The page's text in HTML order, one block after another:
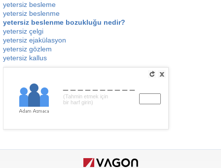
yetersiz besleme
yetersiz beslenme
yetersiz beslenme bozukluğu nedir?
yetersiz çelgi
yetersiz ejakülasyon
yetersiz gözlem
yetersiz kallus
(Tahmin etmek için
bir harf girin)